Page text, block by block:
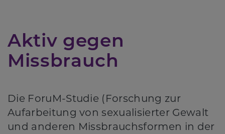
Aktiv gegen
Missbrauch
Die ForuM-Studie (Forschung zur
Aufarbeitung von sexualisierter Gewalt
und anderen Missbrauchsformen in der